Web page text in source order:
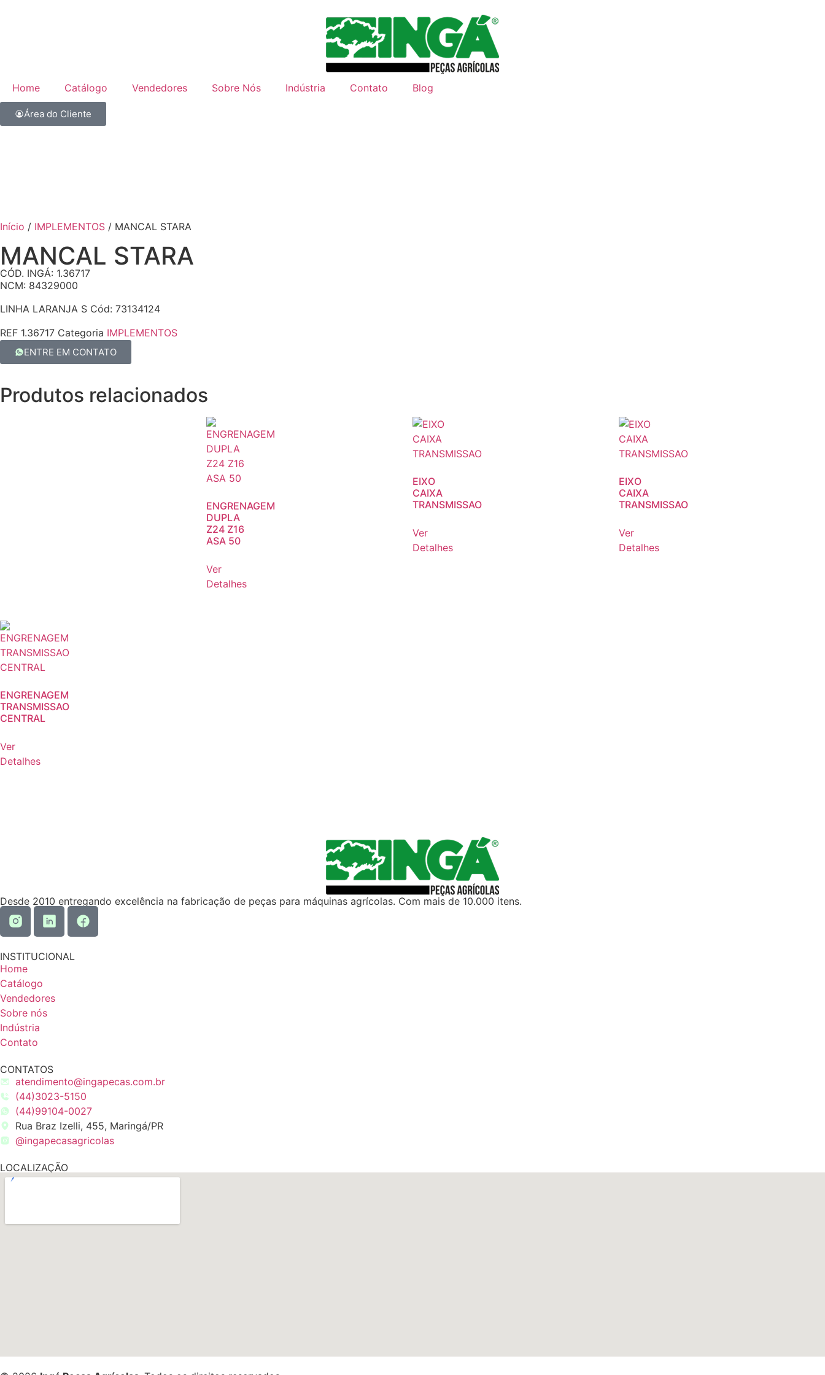
Home Catálogo Vendedores Sobre Nós Indústria Contato Blog
Área do Cliente
Início / IMPLEMENTOS / MANCAL STARA
MANCAL STARA
CÓD. INGÁ: 1.36717
NCM: 84329000
LINHA LARANJA S Cód: 73134124
REF 1.36717 Categoria IMPLEMENTOS
ENTRE EM CONTATO
Produtos relacionados
ENGRENAGEM
DUPLA
Z24 Z16
ASA 50
Ver
Detalhes
EIXO
CAIXA
TRANSMISSAO
Ver
Detalhes
EIXO
CAIXA
TRANSMISSAO
Ver
Detalhes
ENGRENAGEM
TRANSMISSAO
CENTRAL
Ver
Detalhes
Desde 2010 entregando excelência na fabricação de peças para máquinas agrícolas. Com mais de 10.000 itens.
INSTITUCIONAL
Home
Catálogo
Vendedores
Sobre nós
Indústria
Contato
CONTATOS
atendimento@ingapecas.com.br
(44)3023-5150
(44)99104-0027
Rua Braz Izelli, 455, Maringá/PR
@ingapecasagricolas
LOCALIZAÇÃO